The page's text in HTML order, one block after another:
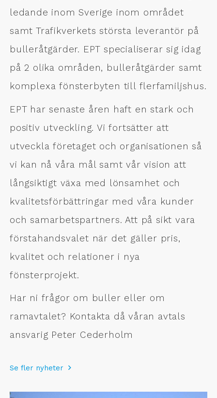
ledande inom Sverige inom området
samt Trafikverkets största leverantör på
bulleråtgärder. EPT specialiserar sig idag
på 2 olika områden, bulleråtgärder samt
komplexa fönsterbyten till flerfamiljshus.
EPT har senaste åren haft en stark och
positiv utveckling. Vi fortsätter att
utveckla företaget och organisationen så
vi kan nå våra mål samt vår vision att
långsiktigt växa med lönsamhet och
kvalitetsförbättringar med våra kunder
och samarbetspartners. Att på sikt vara
förstahandsvalet när det gäller pris,
kvalitet och relationer i nya
fönsterprojekt.
Har ni frågor om buller eller om
ramavtalet? Kontakta då våran avtals
ansvarig Peter Cederholm
Se fler nyheter